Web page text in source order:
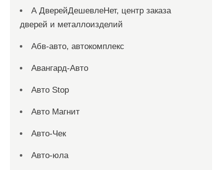
А ДверейДешевлеНет, центр заказа
дверей и металлоизделий
Абв-авто, автокомплекс
Авангард-Авто
Авто Stop
Авто Магнит
Авто-Чек
Авто-юла